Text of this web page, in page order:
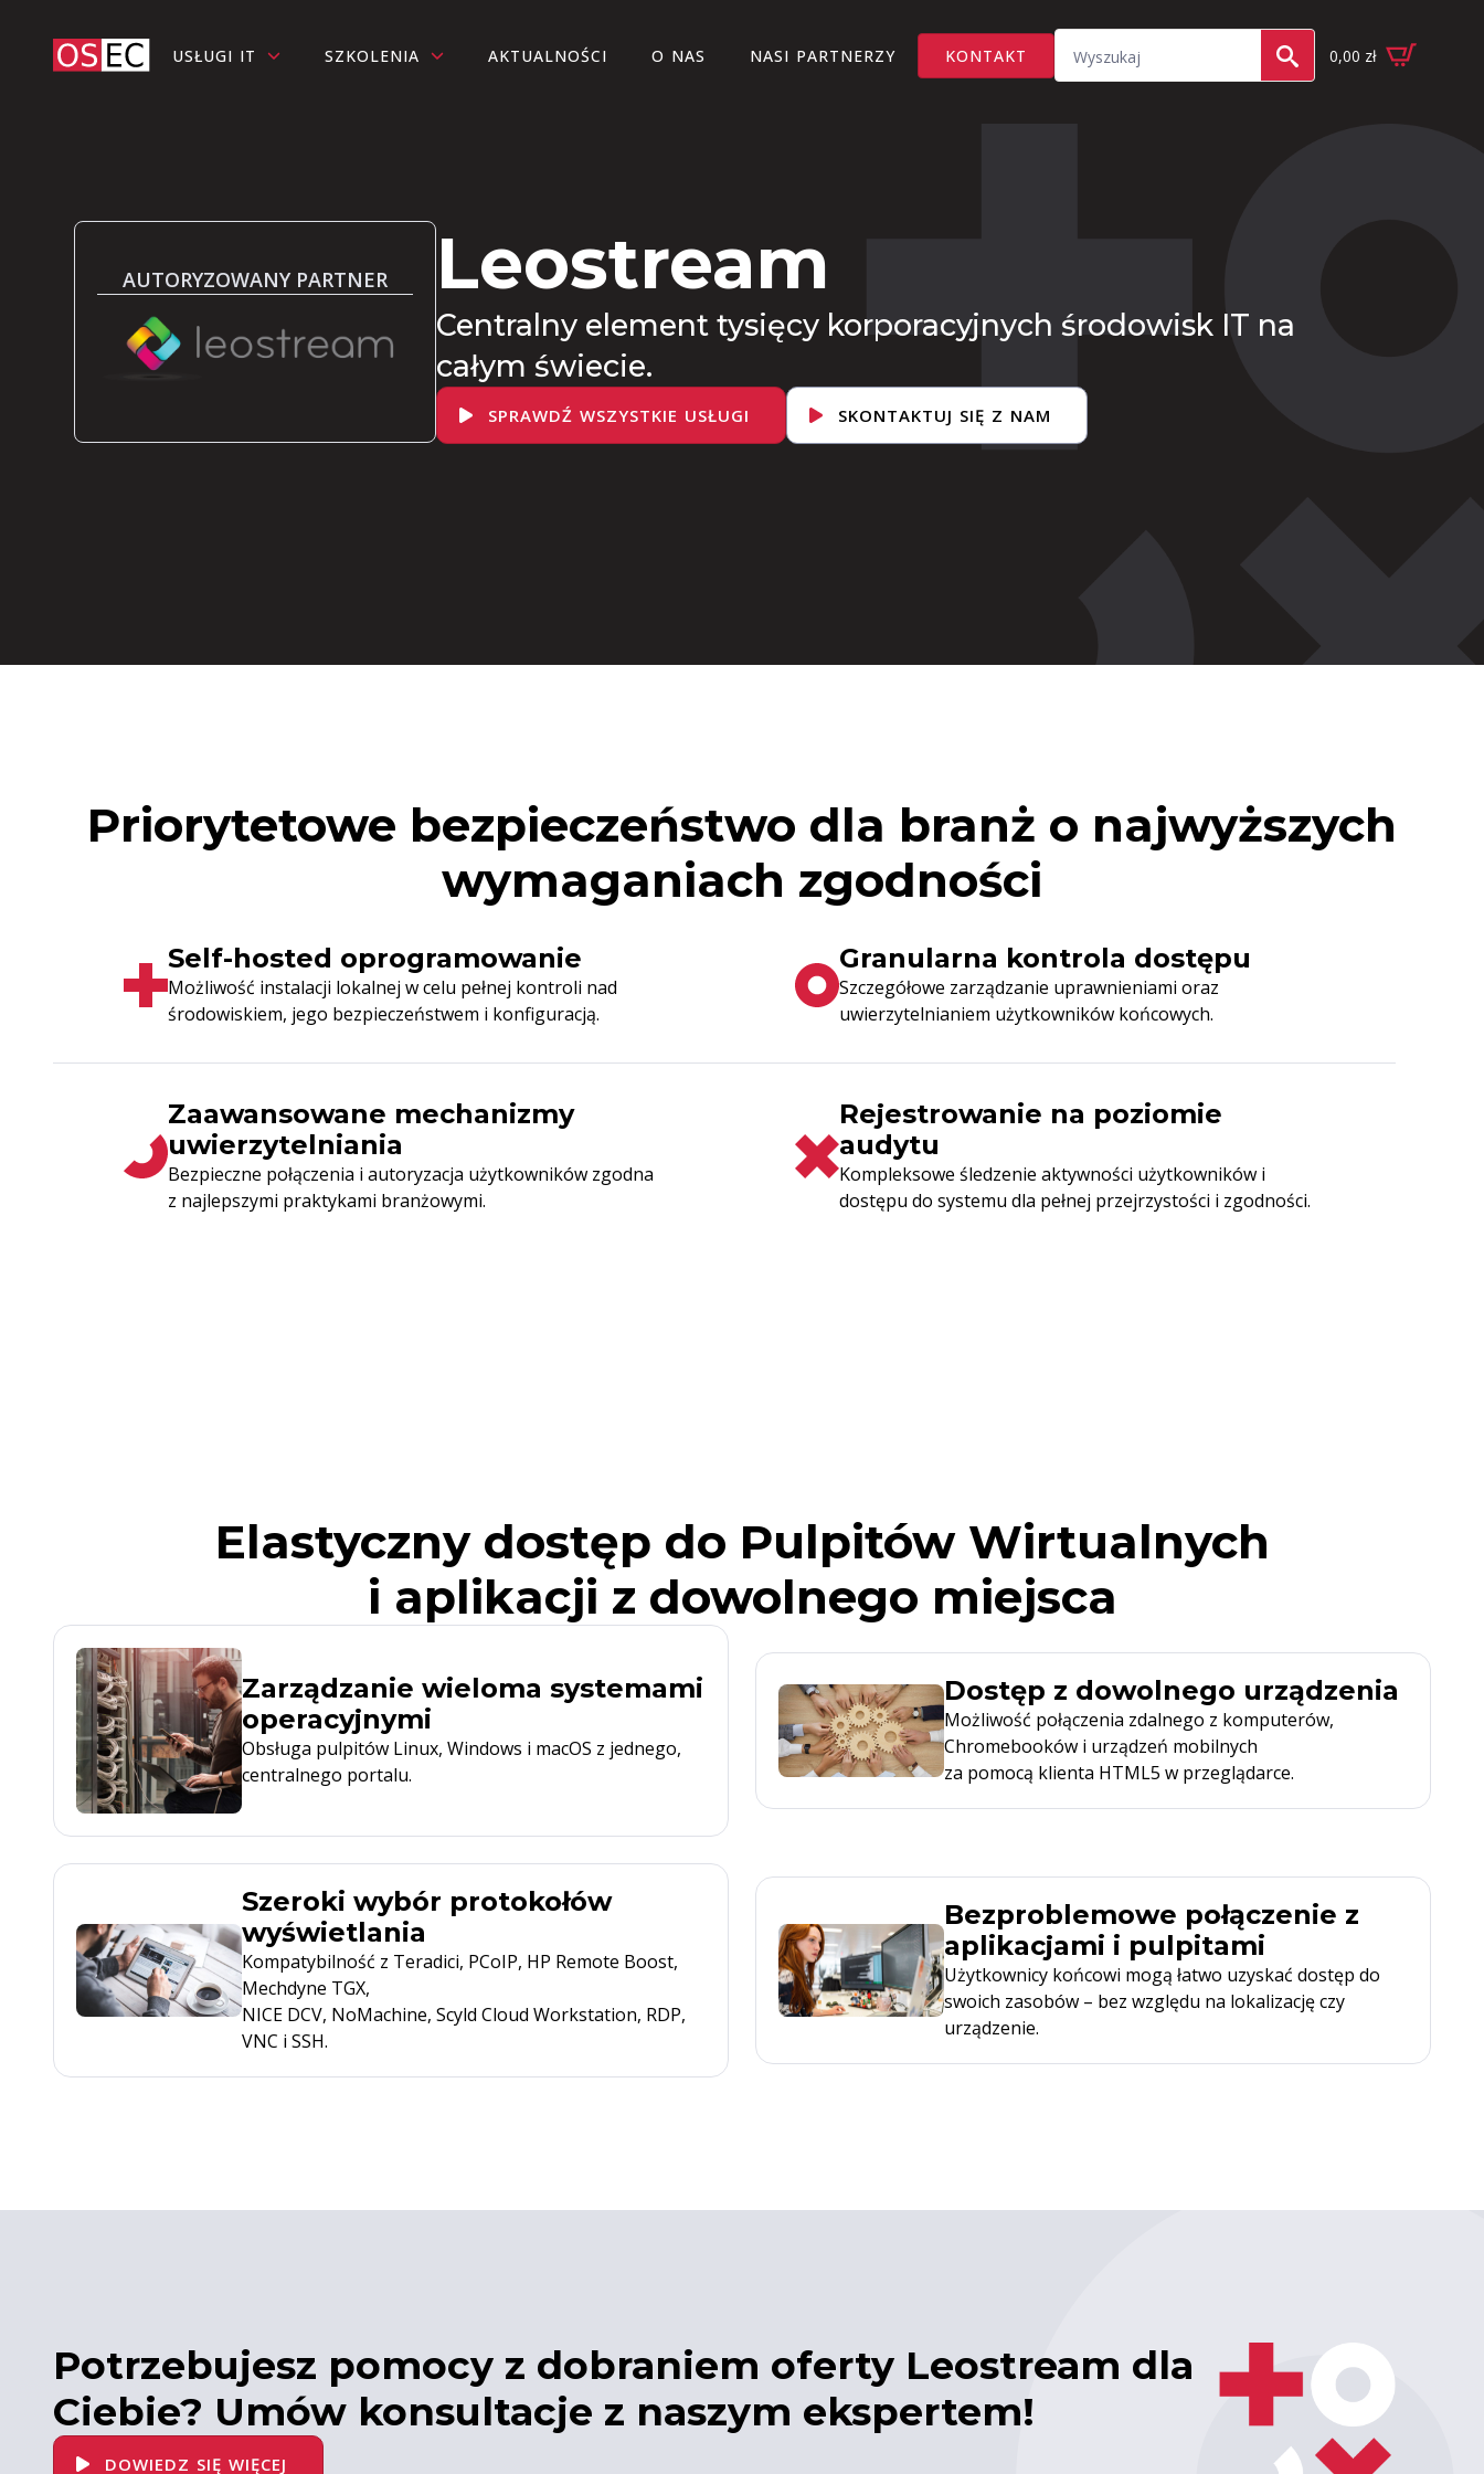
USŁUGI IT SZKOLENIA AKTUALNOŚCI O NAS NASI PARTNERZY KONTAKT
for:
0,00 zł
AUTORYZOWANY PARTNER Leostream
Centralny element tysięcy korporacyjnych środowisk IT na
całym świecie.
SPRAWDŹ WSZYSTKIE USŁUGI SKONTAKTUJ SIĘ Z NAM
Priorytetowe bezpieczeństwo dla branż o najwyższych
wymaganiach zgodności
Self-hosted oprogramowanie
Możliwość instalacji lokalnej w celu pełnej kontroli nad
środowiskiem, jego bezpieczeństwem i konfiguracją.
Granularna kontrola dostępu
Szczegółowe zarządzanie uprawnieniami oraz
uwierzytelnianiem użytkowników końcowych.
Zaawansowane mechanizmy
uwierzytelniania
Bezpieczne połączenia i autoryzacja użytkowników zgodna
z najlepszymi praktykami branżowymi.
Rejestrowanie na poziomie
audytu
Kompleksowe śledzenie aktywności użytkowników i
dostępu do systemu dla pełnej przejrzystości i zgodności.
Elastyczny dostęp do Pulpitów Wirtualnych
i aplikacji z dowolnego miejsca
Zarządzanie wieloma systemami
operacyjnymi
Obsługa pulpitów Linux, Windows i macOS z jednego,
centralnego portalu.
Dostęp z dowolnego urządzenia
Możliwość połączenia zdalnego z komputerów,
Chromebooków i urządzeń mobilnych
za pomocą klienta HTML5 w przeglądarce.
Szeroki wybór protokołów
wyświetlania
Kompatybilność z Teradici, PCoIP, HP Remote Boost,
Mechdyne TGX,
NICE DCV, NoMachine, Scyld Cloud Workstation, RDP,
VNC i SSH.
Bezproblemowe połączenie z
aplikacjami i pulpitami
Użytkownicy końcowi mogą łatwo uzyskać dostęp do
swoich zasobów – bez względu na lokalizację czy
urządzenie.
Potrzebujesz pomocy z dobraniem oferty Leostream dla
Ciebie? Umów konsultacje z naszym ekspertem!
DOWIEDZ SIĘ WIĘCEJ